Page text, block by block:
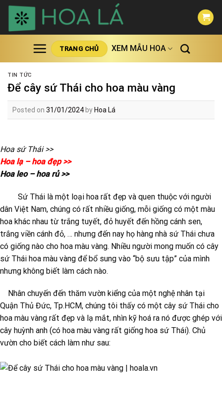
Skip
content
TRANG CHỦ XEM MẪU HOA
TIN TỨC
Để cây sứ Thái cho hoa màu vàng
Posted on 31/01/2024 by Hoa Lá
Hoa sứ Thái >>
Hoa lạ – hoa đẹp >>
Hoa leo – hoa rủ >>
Sứ Thái là một loại hoa rất đẹp và quen thuộc với người
dân Việt Nam, chúng có rất nhiều giống, mỗi giống có một màu
hoa khác nhau từ trắng tuyết, đỏ huyết đến hồng cánh sen,
trắng viền cánh đỏ, … nhưng đến nay họ hàng nhà sứ Thái chưa
có giống nào cho hoa màu vàng. Nhiều người mong muốn có cây
sứ Thái hoa màu vàng để bổ sung vào “bộ sưu tập” của mình
nhưng không biết làm cách nào.
Nhân chuyến đến thăm vườn kiểng của một nghệ nhân tại
Quận Thủ Đức, Tp.HCM, chúng tôi thấy có một cây sứ Thái cho
hoa màu vàng rất đẹp và lạ mắt, nhìn kỹ hoá ra nó được ghép với
cây huỳnh anh (có hoa màu vàng rất giống hoa sứ Thái). Chủ
vườn cho biết cách làm như sau: